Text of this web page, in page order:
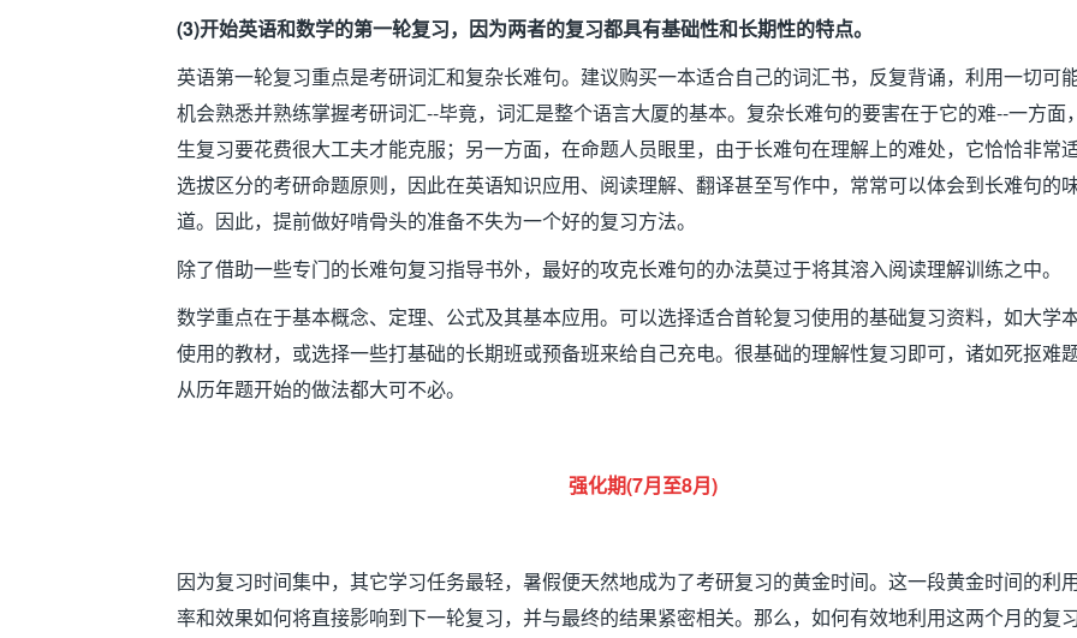
(3)开始英语和数学的第一轮复习，因为两者的复习都具有基础性和长期性的特点。
英语第一轮复习重点是考研词汇和复杂长难句。建议购买一本适合自己的词汇书，反复背诵，利用一切可
机会熟悉并熟练掌握考研词汇--毕竟，词汇是整个语言大厦的基本。复杂长难句的要害在于它的难--一方面
生复习要花费很大工夫才能克服；另一方面，在命题人员眼里，由于长难句在理解上的难处，它恰恰非常
选拔区分的考研命题原则，因此在英语知识应用、阅读理解、翻译甚至写作中，常常可以体会到长难句的
道。因此，提前做好啃骨头的准备不失为一个好的复习方法。
除了借助一些专门的长难句复习指导书外，最好的攻克长难句的办法莫过于将其溶入阅读理解训练之中。
数学重点在于基本概念、定理、公式及其基本应用。可以选择适合首轮复习使用的基础复习资料，如大学
使用的教材，或选择一些打基础的长期班或预备班来给自己充电。很基础的理解性复习即可，诸如死抠难题
从历年题开始的做法都大可不必。
强化期(7月至8月)
因为复习时间集中，其它学习任务最轻，暑假便天然地成为了考研复习的黄金时间。这一段黄金时间的利
率和效果如何将直接影响到下一轮复习，并与最终的结果紧密相关。那么，如何有效地利用这两个月的复